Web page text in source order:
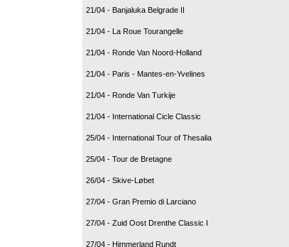
21/04 - Banjaluka Belgrade II
21/04 - La Roue Tourangelle
21/04 - Ronde Van Noord-Holland
21/04 - Paris - Mantes-en-Yvelines
21/04 - Ronde Van Turkije
21/04 - International Cicle Classic
25/04 - International Tour of Thesalia
25/04 - Tour de Bretagne
26/04 - Skive-Løbet
27/04 - Gran Premio di Larciano
27/04 - Zuid Oost Drenthe Classic I
27/04 - Himmerland Rundt